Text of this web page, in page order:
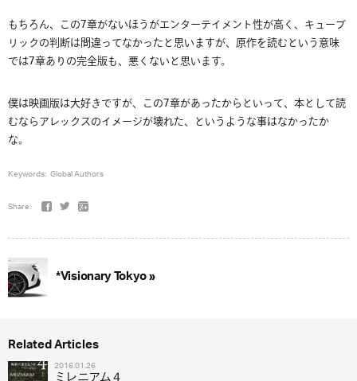
もちろん、この7章がないほうがエンターテイメント性が高く、キューブ
リックの判断は間違ってなかったと思いますが、原作を読むという意味
では7章ありの完全版も、悪くないと思います。
僕は映画版は大好きですが、この7章があったからといって、本として読
むならアレックスのイメージが壊れた、というような事はなかったか
な。
Keywords: Global Authors
Share:
*Visionary Tokyo »
Related Articles
2016.01.26